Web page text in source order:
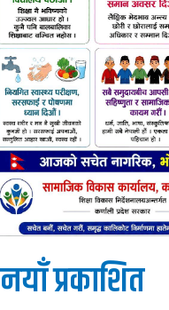
नयाँ प्रकाशित